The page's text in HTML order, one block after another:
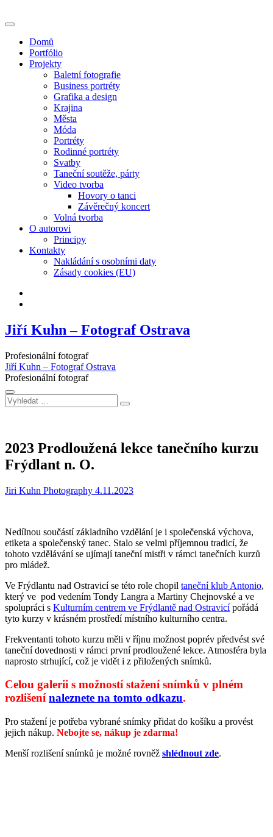
to
Domů
Portfólio
Projekty
Baletní fotografie
Business portréty
Grafika a design
Krajina
Města
Móda
Portréty
Rodinné portréty
Svatby
Taneční soutěže, párty
Video tvorba
Hovory o tanci
Závěrečný koncert
Volná tvorba
O autorovi
Principy
Kontakty
Nakládání s osobními daty
Zásady cookies (EU)
Jiří Kuhn – Fotograf Ostrava
Profesionální fotograf
Jiří Kuhn – Fotograf Ostrava
Profesionální fotograf
Vyhledat
…
2023 Prodloužená lekce tanečního kurzu
Frýdlant n. O.
Jiri Kuhn Photography 4.11.2023
Nedílnou součástí základního vzdělání je i společenská výchova,
etiketa a společenský tanec. Stalo se velmi příjemnou tradicí, že
tohoto vzdělávání se ujímají taneční mistři v rámci tanečních kurzů
pro mládež.
Ve Frýdlantu nad Ostravicí se této role chopil taneční klub Antonio,
který ve pod vedením Tondy Langra a Martiny Chejnovské a ve
spolupráci s Kulturním centrem ve Frýdlantě nad Ostravicípořádá
tyto kurzy v krásném prostředí místního kulturního centra.
Frekventanti tohoto kurzu měli v říjnu možnost poprév předvést své
taneční dovednosti v rámci první prodloužené lekce. Atmosféra byla
naprosto strhující, což je vidět i z přiložených snímků.
Celou galerii s možností stažení snímků v plném
rozlišenínaleznete na tomto odkazu.
Pro stažení je potřeba vybrané snímky přidat do košíku a provést
jejich nákup. Nebojte se, nákup je zdarma!
Menší rozlišení snímků je možné rovněž shlédnout zde.